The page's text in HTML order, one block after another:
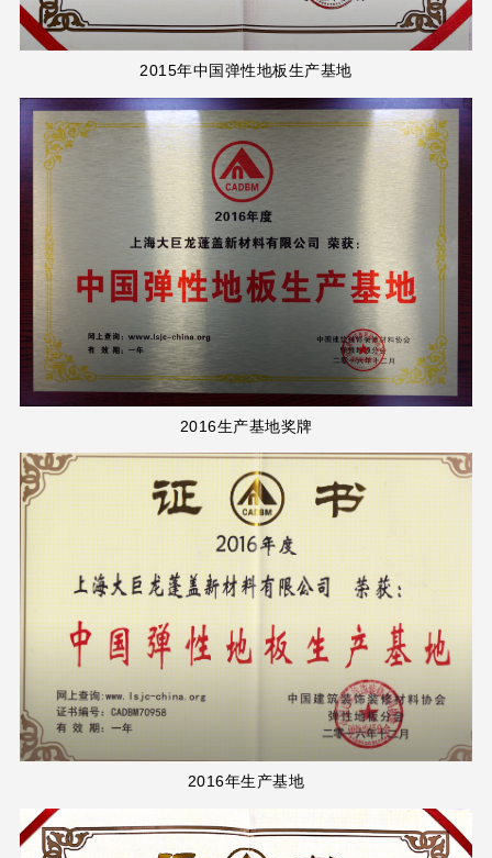
2015年中国弹性地板生产基地
2016生产基地奖牌
2016年生产基地